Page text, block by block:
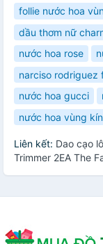
follie nước hoa
dầu thơm nữ
nước hoa rose
narciso rodriguez
nước hoa gucci
nước hoa vùng
Liên kết: Dao cạo
Trimmer 2EA The